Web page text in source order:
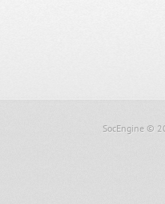
SocEngine ©